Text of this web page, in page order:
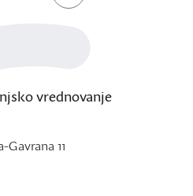
vrednovanje
11